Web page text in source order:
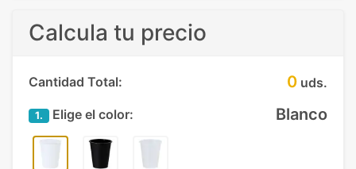
Calcula tu precio
Cantidad Total: 0 uds.
1. Elige el color: Blanco